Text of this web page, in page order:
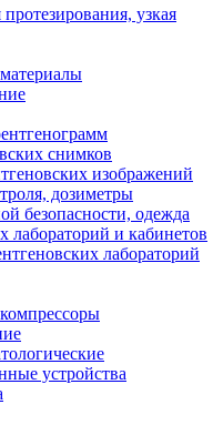
узкая
снимков
изображений
дозиметры
безопасности, одежда
лабораторий и кабинетов
лабораторий
устройства